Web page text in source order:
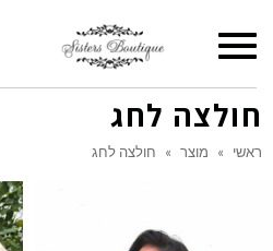
תפריט
חולצה לחג
ראשי » מוצר » חולצה לחג